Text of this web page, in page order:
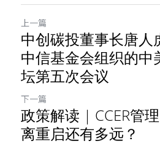
上一篇
中创碳投董事长唐人
中信基金会组织的中
坛第五次会议
下一篇
政策解读 | CCER管
离重启还有多远？